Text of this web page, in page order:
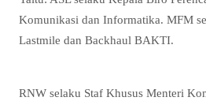
Komunikasi dan Informatika. MFM
Lastmile dan Backhaul BAKTI.
RNW selaku Staf Khusus Menteri